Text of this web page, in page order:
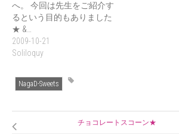
へ。 今回は先生をご紹介す
るという目的もありました
★ &…
2009-10-21
Soliloquy
NagaD-Sweets
チョコレートスコーン★